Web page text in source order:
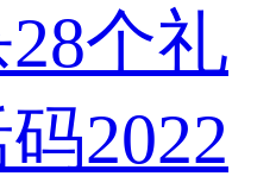
个礼
2022